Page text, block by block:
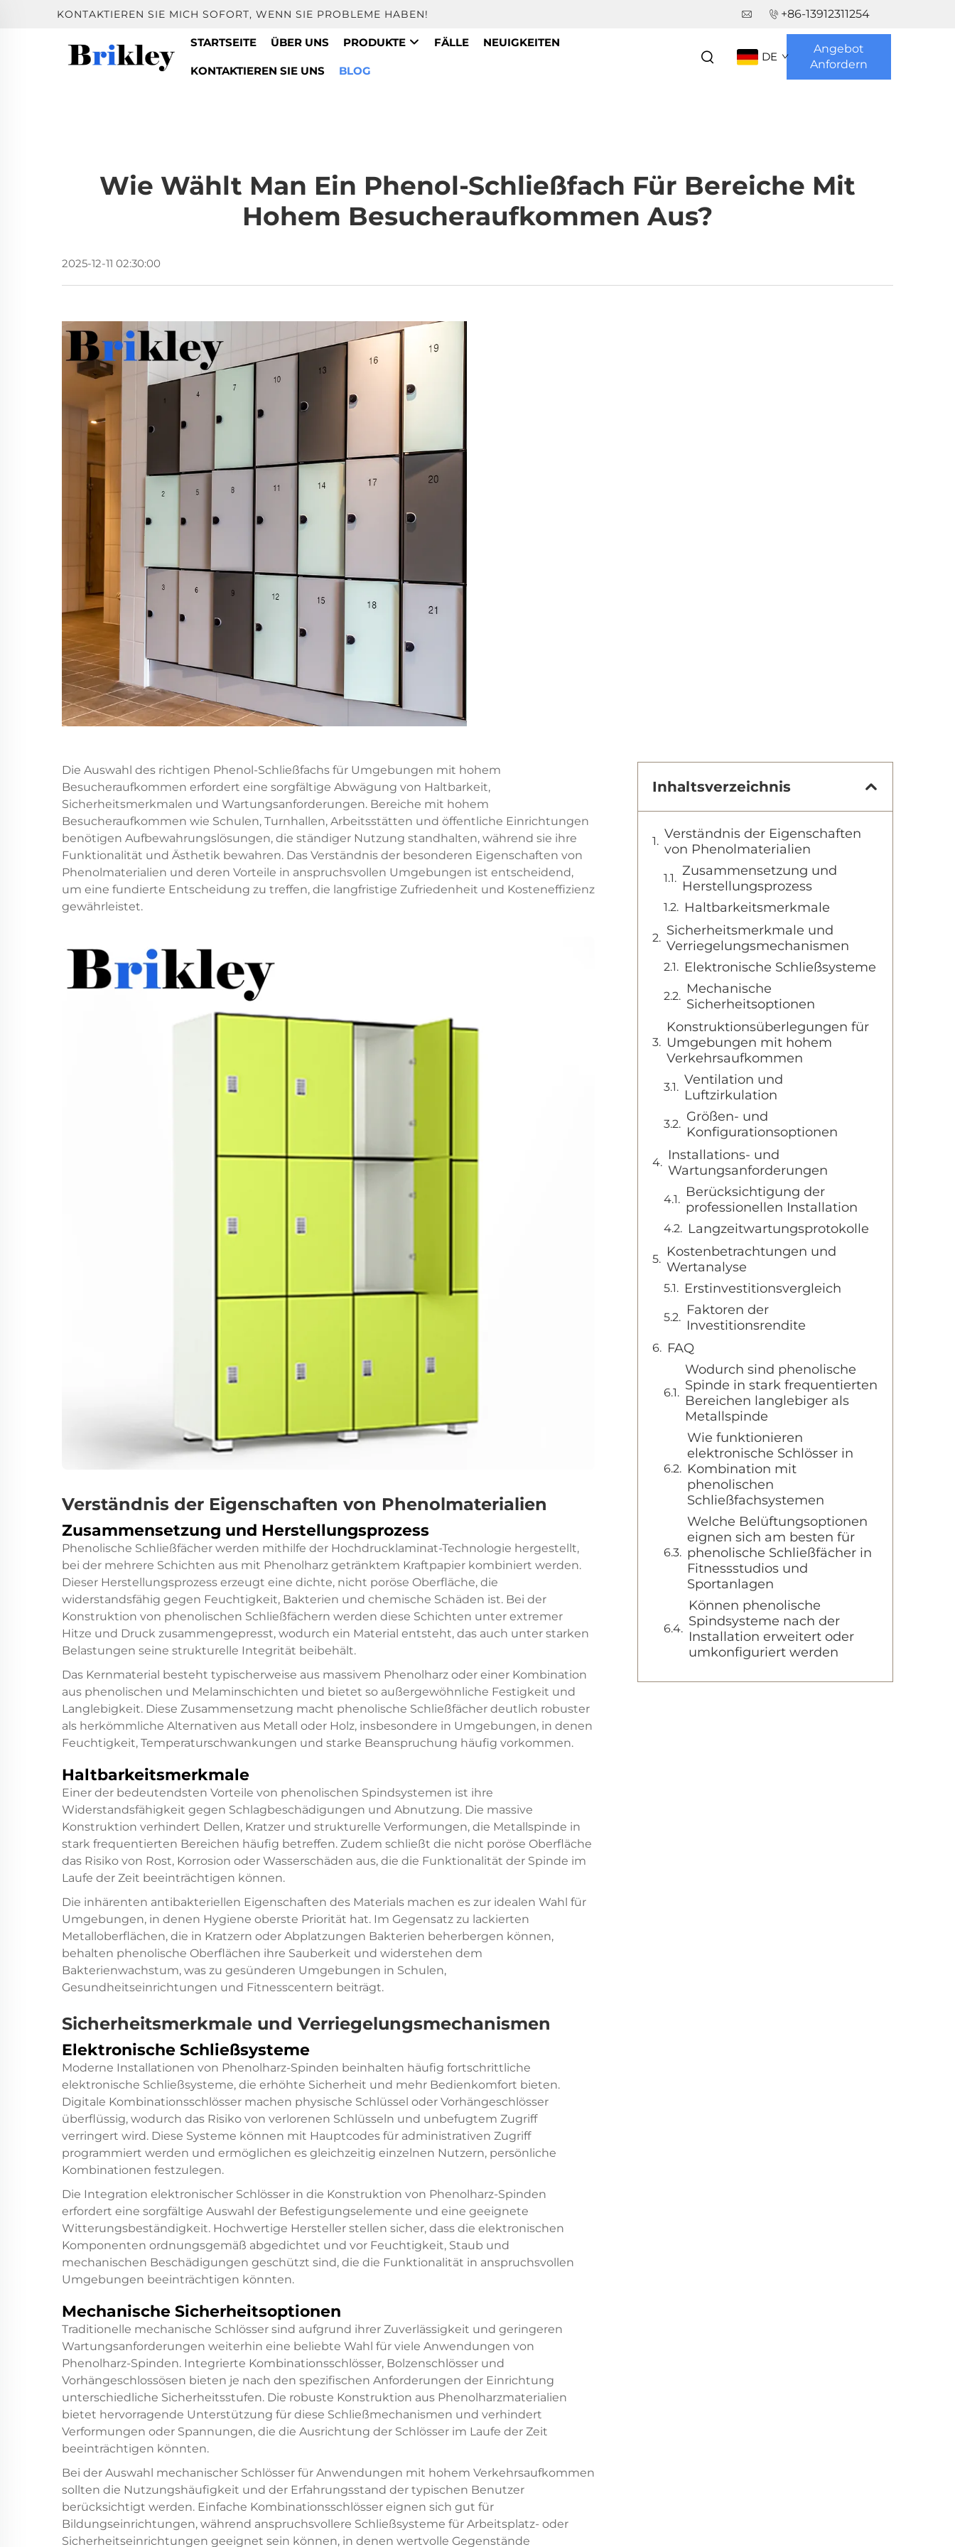
KONTAKTIEREN SIE MICH SOFORT, WENN SIE PROBLEME HABEN! +86-13912311254
STARTSEITE ÜBER UNS PRODUKTE FÄLLE NEUIGKEITEN
KONTAKTIEREN SIE UNS BLOG
DE
Angebot
Anfordern
Wie Wählt Man Ein Phenol-Schließfach Für Bereiche Mit
Hohem Besucheraufkommen Aus?
2025-12-11 02:30:00
Die Auswahl des richtigen Phenol-Schließfachs für Umgebungen mit hohem
Besucheraufkommen erfordert eine sorgfältige Abwägung von Haltbarkeit,
Sicherheitsmerkmalen und Wartungsanforderungen. Bereiche mit hohem
Besucheraufkommen wie Schulen, Turnhallen, Arbeitsstätten und öffentliche Einrichtungen
benötigen Aufbewahrungslösungen, die ständiger Nutzung standhalten, während sie ihre
Funktionalität und Ästhetik bewahren. Das Verständnis der besonderen Eigenschaften von
Phenolmaterialien und deren Vorteile in anspruchsvollen Umgebungen ist entscheidend,
um eine fundierte Entscheidung zu treffen, die langfristige Zufriedenheit und Kosteneffizienz
gewährleistet.
Verständnis der Eigenschaften von Phenolmaterialien
Zusammensetzung und Herstellungsprozess
Phenolische Schließfächer werden mithilfe der Hochdrucklaminat-Technologie hergestellt,
bei der mehrere Schichten aus mit Phenolharz getränktem Kraftpapier kombiniert werden.
Dieser Herstellungsprozess erzeugt eine dichte, nicht poröse Oberfläche, die
widerstandsfähig gegen Feuchtigkeit, Bakterien und chemische Schäden ist. Bei der
Konstruktion von phenolischen Schließfächern werden diese Schichten unter extremer
Hitze und Druck zusammengepresst, wodurch ein Material entsteht, das auch unter starken
Belastungen seine strukturelle Integrität beibehält.
Das Kernmaterial besteht typischerweise aus massivem Phenolharz oder einer Kombination
aus phenolischen und Melaminschichten und bietet so außergewöhnliche Festigkeit und
Langlebigkeit. Diese Zusammensetzung macht phenolische Schließfächer deutlich robuster
als herkömmliche Alternativen aus Metall oder Holz, insbesondere in Umgebungen, in denen
Feuchtigkeit, Temperaturschwankungen und starke Beanspruchung häufig vorkommen.
Haltbarkeitsmerkmale
Einer der bedeutendsten Vorteile von phenolischen Spindsystemen ist ihre
Widerstandsfähigkeit gegen Schlagbeschädigungen und Abnutzung. Die massive
Konstruktion verhindert Dellen, Kratzer und strukturelle Verformungen, die Metallspinde in
stark frequentierten Bereichen häufig betreffen. Zudem schließt die nicht poröse Oberfläche
das Risiko von Rost, Korrosion oder Wasserschäden aus, die die Funktionalität der Spinde im
Laufe der Zeit beeinträchtigen können.
Die inhärenten antibakteriellen Eigenschaften des Materials machen es zur idealen Wahl für
Umgebungen, in denen Hygiene oberste Priorität hat. Im Gegensatz zu lackierten
Metalloberflächen, die in Kratzern oder Abplatzungen Bakterien beherbergen können,
behalten phenolische Oberflächen ihre Sauberkeit und widerstehen dem
Bakterienwachstum, was zu gesünderen Umgebungen in Schulen,
Gesundheitseinrichtungen und Fitnesscentern beiträgt.
Sicherheitsmerkmale und Verriegelungsmechanismen
Elektronische Schließsysteme
Moderne Installationen von Phenolharz-Spinden beinhalten häufig fortschrittliche
elektronische Schließsysteme, die erhöhte Sicherheit und mehr Bedienkomfort bieten.
Digitale Kombinationsschlösser machen physische Schlüssel oder Vorhängeschlösser
überflüssig, wodurch das Risiko von verlorenen Schlüsseln und unbefugtem Zugriff
verringert wird. Diese Systeme können mit Hauptcodes für administrativen Zugriff
programmiert werden und ermöglichen es gleichzeitig einzelnen Nutzern, persönliche
Kombinationen festzulegen.
Die Integration elektronischer Schlösser in die Konstruktion von Phenolharz-Spinden
erfordert eine sorgfältige Auswahl der Befestigungselemente und eine geeignete
Witterungsbeständigkeit. Hochwertige Hersteller stellen sicher, dass die elektronischen
Komponenten ordnungsgemäß abgedichtet und vor Feuchtigkeit, Staub und
mechanischen Beschädigungen geschützt sind, die die Funktionalität in anspruchsvollen
Umgebungen beeinträchtigen könnten.
Mechanische Sicherheitsoptionen
Traditionelle mechanische Schlösser sind aufgrund ihrer Zuverlässigkeit und geringeren
Wartungsanforderungen weiterhin eine beliebte Wahl für viele Anwendungen von
Phenolharz-Spinden. Integrierte Kombinationsschlösser, Bolzenschlösser und
Vorhängeschlossösen bieten je nach den spezifischen Anforderungen der Einrichtung
unterschiedliche Sicherheitsstufen. Die robuste Konstruktion aus Phenolharzmaterialien
bietet hervorragende Unterstützung für diese Schließmechanismen und verhindert
Verformungen oder Spannungen, die die Ausrichtung der Schlösser im Laufe der Zeit
beeinträchtigen könnten.
Bei der Auswahl mechanischer Schlösser für Anwendungen mit hohem Verkehrsaufkommen
sollten die Nutzungshäufigkeit und der Erfahrungsstand der typischen Benutzer
berücksichtigt werden. Einfache Kombinationsschlösser eignen sich gut für
Bildungseinrichtungen, während anspruchsvollere Schließsysteme für Arbeitsplatz- oder
Sicherheitseinrichtungen geeignet sein können, in denen wertvolle Gegenstände
Inhaltsverzeichnis
Verständnis der Eigenschaften
von Phenolmaterialien
Zusammensetzung und
Herstellungsprozess
Haltbarkeitsmerkmale
Sicherheitsmerkmale und
Verriegelungsmechanismen
Elektronische Schließsysteme
Mechanische
Sicherheitsoptionen
Konstruktionsüberlegungen für
Umgebungen mit hohem
Verkehrsaufkommen
Ventilation und
Luftzirkulation
Größen- und
Konfigurationsoptionen
Installations- und
Wartungsanforderungen
Berücksichtigung der
professionellen Installation
Langzeitwartungsprotokolle
Kostenbetrachtungen und
Wertanalyse
Erstinvestitionsvergleich
Faktoren der
Investitionsrendite
FAQ
Wodurch sind phenolische
Spinde in stark frequentierten
Bereichen langlebiger als
Metallspinde
Wie funktionieren
elektronische Schlösser in
Kombination mit
phenolischen
Schließfachsystemen
Welche Belüftungsoptionen
eignen sich am besten für
phenolische Schließfächer in
Fitnessstudios und
Sportanlagen
Können phenolische
Spindsysteme nach der
Installation erweitert oder
umkonfiguriert werden